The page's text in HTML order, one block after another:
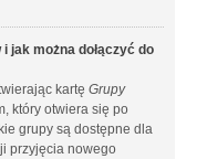
jak można dołączyć do
kartę Grupy
który otwiera się po
grupy są dostępne dla
przyjęcia nowego